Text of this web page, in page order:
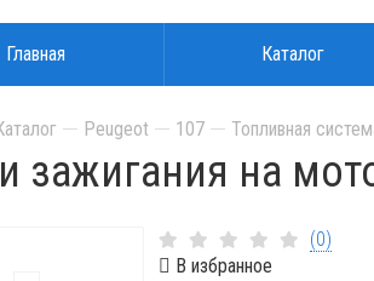
Главная Каталог
Peugeot 107 Топливная
зажигания на
(0)
В избранное